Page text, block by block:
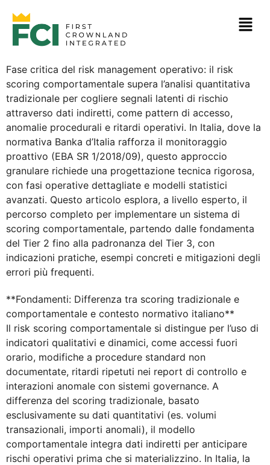
Fase critica del risk management operativo: il risk
scoring comportamentale supera l’analisi quantitativa
tradizionale per cogliere segnali latenti di rischio
attraverso dati indiretti, come pattern di accesso,
anomalie procedurali e ritardi operativi. In Italia, dove la
normativa Banka d’Italia rafforza il monitoraggio
proattivo (EBA SR 1/2018/09), questo approccio
granulare richiede una progettazione tecnica rigorosa,
con fasi operative dettagliate e modelli statistici
avanzati. Questo articolo esplora, a livello esperto, il
percorso completo per implementare un sistema di
scoring comportamentale, partendo dalle fondamenta
del Tier 2 fino alla padronanza del Tier 3, con
indicazioni pratiche, esempi concreti e mitigazioni degli
errori più frequenti.
**Fondamenti: Differenza tra scoring tradizionale e
comportamentale e contesto normativo italiano**
Il risk scoring comportamentale si distingue per l’uso di
indicatori qualitativi e dinamici, come accessi fuori
orario, modifiche a procedure standard non
documentate, ritardi ripetuti nei report di controllo e
interazioni anomale con sistemi governance. A
differenza del scoring tradizionale, basato
esclusivamente su dati quantitativi (es. volumi
transazionali, importi anomali), il modello
comportamentale integra dati indiretti per anticipare
rischi operativi prima che si materializzino. In Italia, la